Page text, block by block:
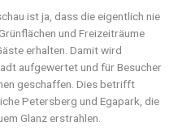
ist ja, dass die eigentlich nie
und Freizeiträume
erhalten. Damit wird
aufgewertet und für Besucher
geschaffen. Dies betrifft
Petersberg und Egapark, die
Glanz erstrahlen.